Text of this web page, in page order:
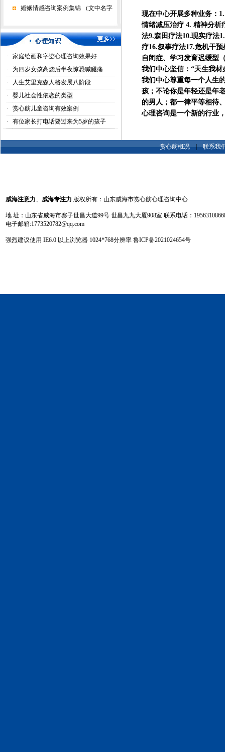
婚姻情感咨询案例集锦 （文中名字
·
家庭绘画和字迹心理咨询效果好
·
为四岁女孩高烧后半夜惊恐喊腿痛
·
人生艾里克森人格发展八阶段
·
婴儿社会性依恋的类型
·
赏心舫儿童咨询有效案例
·
有位家长打电话要过来为5岁的孩子
现在中心开展多种业务：
情绪减压治疗 4. 精神分析
法9.森田疗法10.现实疗法
疗16.叙事疗法17.危机干预
自闭症、学习发育迟缓型
我们中心坚信：“天生我
我们中心尊重每一个人生
孩；不论你是年轻还是年
的男人；都一律平等相待
心理咨询是一个新的行业
赏心舫概况|联系我
威海注意力、 威海专注力 版权所有：山东威海市赏心舫心理咨询中心
地 址：山东省威海市寨子世昌大道99号 世昌九九大厦908室 联系电话：
电子邮箱:1773520782@qq.com
强烈建议使用 IE6.0 以上浏览器 1024*768分辨率 鲁ICP备2021024654号